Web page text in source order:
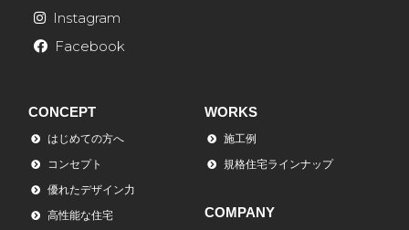
Instagram
Facebook
CONCEPT
はじめての方へ
コンセプト
優れたデザイン力
高性能な住宅
WORKS
施工例
規格住宅ラインナップ
COMPANY